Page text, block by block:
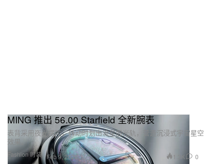
Fashion 时装
MING 推出 56.00 Starfield 全新腕表
表背采用夜光摆陀，转动时划出流星般光轨，营造沉浸式宇宙星空
效果。
Feb 9, 2026 1.3K 0